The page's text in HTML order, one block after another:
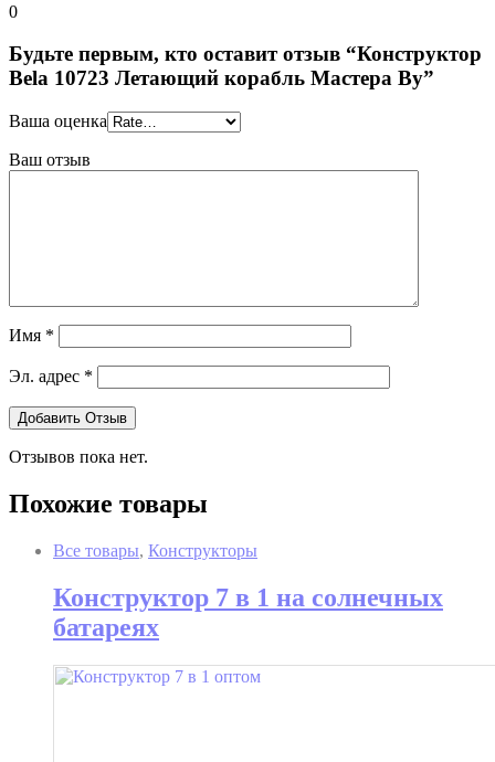
0
Будьте первым, кто оставит отзыв “Конструктор
Bela 10723 Летающий корабль Мастера Ву”
Ваша оценка
Ваш отзыв
Имя *
Эл. адрес *
Отзывов пока нет.
Похожие товары
Все товары, Конструкторы
Конструктор 7 в 1 на солнечных
батареях